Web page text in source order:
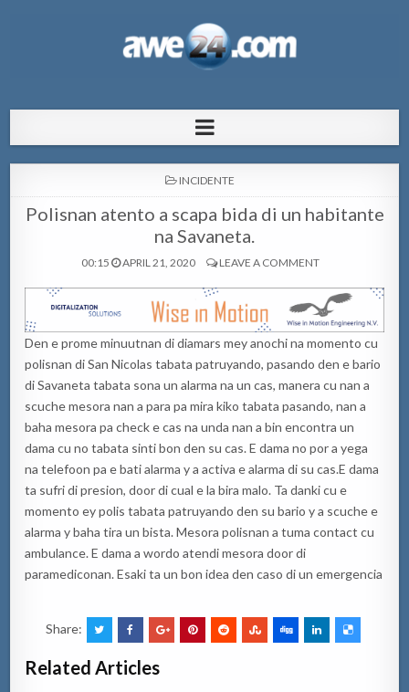
pa Aruba
POSTED
INCIDENTE
Polisnan atento a scapa bida di un habitante
na Savaneta.
00:15 APRIL 21, 2020 LEAVE A COMMENT
Den e prome minuutnan di diamars mey anochi na momento cu
polisnan di San Nicolas tabata patruyando, pasando den e bario
di Savaneta tabata sona un alarma na un cas, manera cu nan a
scuche mesora nan a para pa mira kiko tabata pasando, nan a
baha mesora pa check e cas na unda nan a bin encontra un
dama cu no tabata sinti bon den su cas. E dama no por a yega
na telefoon pa e bati alarma y a activa e alarma di su cas.E dama
ta sufri di presion, door di cual e la bira malo. Ta danki cu e
momento ey polis tabata patruyando den su bario y a scuche e
alarma y baha tira un bista. Mesora polisnan a tuma contact cu
ambulance. E dama a wordo atendi mesora door di
paramediconan. Esaki ta un bon idea den caso di un emergencia
Share:
Related Articles